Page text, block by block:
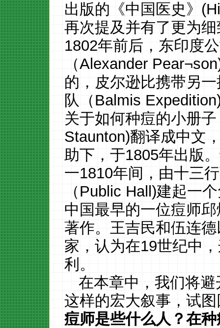
出版的《中国医史》
再次提及并有了更为
1802年前后，东印度
（Alexander
的，皮尔逊比携带另
队（Balmis
关于如何种痘的小册
Staunton)翻译成中文
助下，于1805年出版
一1810年间，由十三
（Public Hall)建起一
中国最早的一位痘师
著作。王吉民和伍连
家，认为在19世纪中
利。
在本章中，我们将
这样的宏大叙事，试
痘师是些什么人？在